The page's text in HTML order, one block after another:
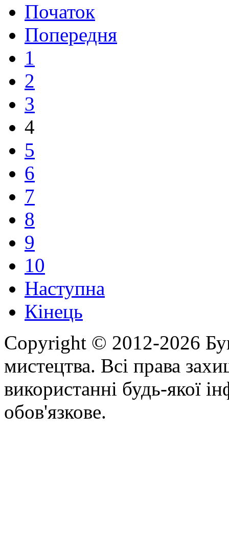
Початок
Попередня
1
2
3
4
5
6
7
8
9
10
Наступна
Кінець
Copyright © 2012-2026
мистецтва. Всі права
використанні будь-якої
обов'язкове.